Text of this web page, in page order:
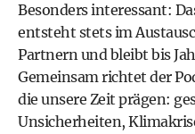
Besonders interessant:
entsteht stets im
Partnern und bleibt bis
Gemeinsam richtet der
die unsere Zeit prägen:
Unsicherheiten,